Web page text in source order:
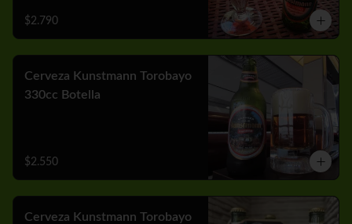
$2.790
Cerveza Kunstmann Torobayo
330cc Botella
$2.550
Cerveza Kunstmann Torobayo